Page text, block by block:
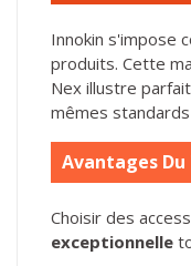
Innokin s'impose
produits. Cette
Nex illustre
mêmes
Avantages
Choisir des
exceptionnelle